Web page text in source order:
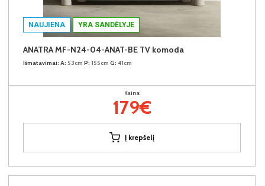
NAUJIENA YRA SANDĖLYJE
ANATRA MF-N24-04-ANAT-BE TV komoda
Išmatavimai: A: 53cm P: 155cm G: 41cm
Kaina:
179€
Į krepšelį